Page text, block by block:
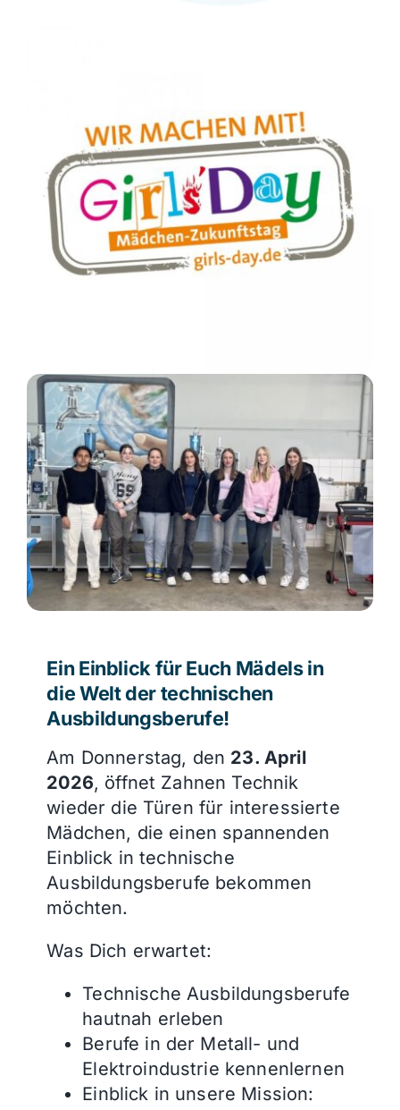
Ein Einblick für Euch Mädels in
die Welt der technischen
Ausbildungsberufe!
Am Donnerstag, den 23. April
2026, öffnet Zahnen Technik
wieder die Türen für interessierte
Mädchen, die einen spannenden
Einblick in technische
Ausbildungsberufe bekommen
möchten.
Was Dich erwartet:
Technische Ausbildungsberufe
hautnah erleben
Berufe in der Metall- und
Elektroindustrie kennenlernen
Einblick in unsere Mission: